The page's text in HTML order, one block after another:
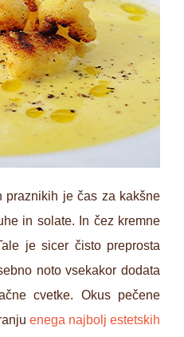
praznikih je čas za kakšne
in solate. In čez kremne
je sicer čisto preprosta
noto vsekakor dodata
cvetke. Okus pečene
enega najbolj estetskih